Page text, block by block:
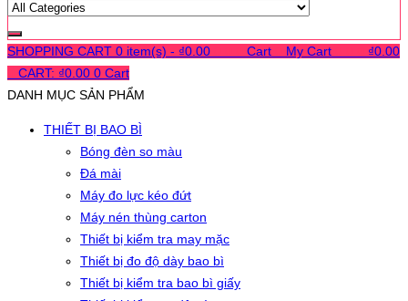
SHOPPING CART 0 item(s) - ₫0.00 Cart My Cart ₫0.00
CART: ₫0.00 0 Cart
DANH MỤC SẢN PHẨM
THIẾT BỊ BAO BÌ
Bóng đèn so màu
Đá mài
Máy đo lực kéo đứt
Máy nén thùng carton
Thiết bị kiểm tra may mặc
Thiết bị đo độ dày bao bì
Thiết bị kiểm tra bao bì giấy